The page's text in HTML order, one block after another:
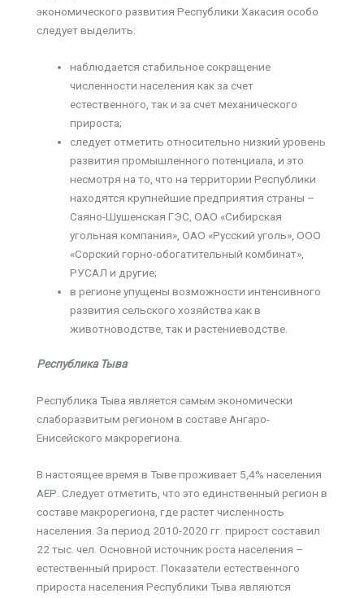
экономического развития Республики Хакасия особо
следует выделить:
наблюдается стабильное сокращение
численности населения как за счет
естественного, так и за счет механического
прироста;
следует отметить относительно низкий уровень
развития промышленного потенциала, и это
несмотря на то, что на территории Республики
находятся крупнейшие предприятия страны –
Саяно-Шушенская ГЭС, ОАО «Сибирская
угольная компания», ОАО «Русский уголь», ООО
«Сорский горно-обогатительный комбинат»,
РУСАЛ и другие;
в регионе упущены возможности интенсивного
развития сельского хозяйства как в
животноводстве, так и растениеводстве.
Республика Тыва
Республика Тыва является самым экономически
слаборазвитым регионом в составе Ангаро-
Енисейского макрорегиона.
В настоящее время в Тыве проживает 5,4% населения
АЕР. Следует отметить, что это единственный регион в
составе макрорегиона, где растет численность
населения. За период 2010-2020 гг. прирост составил
22 тыс. чел. Основной источник роста населения –
естественный прирост. Показатели естественного
прироста населения Республики Тыва являются